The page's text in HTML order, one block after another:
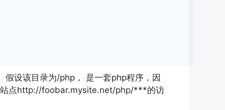
设该目录为/php， 是一套php程序，因
站点http://foobar.mysite.net/php/***的访